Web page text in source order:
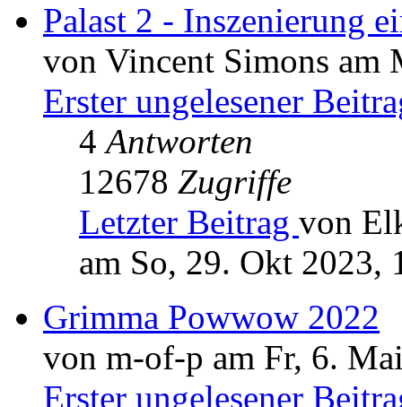
Palast 2 - Inszenierung
von Vincent Simons am
Erster ungelesener
4Antworten
12678 Zugriffe
Letzter Beitrag von
am So, 29. Okt 2023,
Grimma Powwow 2022
von m-of-p am Fr, 6.
Erster ungelesener